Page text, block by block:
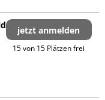
jetzt anmelden
15 von 15 Plätzen frei